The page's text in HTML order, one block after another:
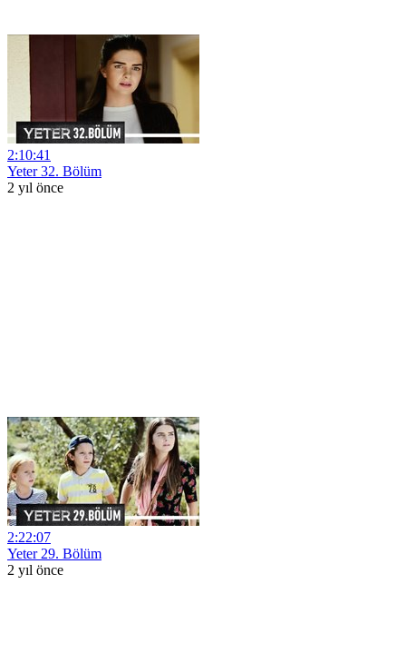
2:10:41
Yeter 32. Bölüm
2 yıl önce
2:22:07
Yeter 29. Bölüm
2 yıl önce